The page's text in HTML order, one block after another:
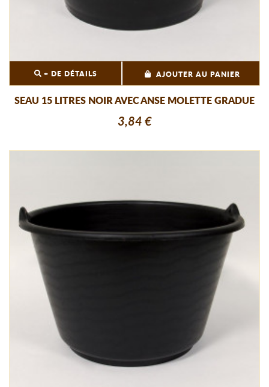
+ DE DÉTAILS AJOUTER AU PANIER
SEAU 15 LITRES NOIR AVEC ANSE MOLETTE GRADUE
3,84 €